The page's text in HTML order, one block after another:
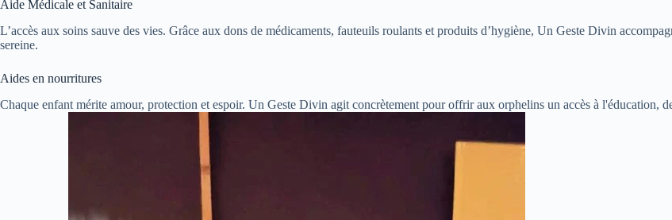
Aide Médicale et Sanitaire
L’accès aux soins sauve des vies. Grâce aux dons de médicaments, fauteuils roulants et produits d’hygiène, Un Geste Divin
sereine.
Aides en nourritures
Chaque enfant mérite amour, protection et espoir. Un Geste Divin agit concrètement pour offrir aux orphelins un accès à l'éducation,